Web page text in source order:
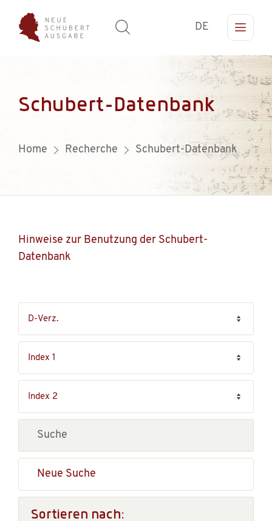
DE
Schubert-Datenbank
Home Recherche Schubert-Datenbank
Hinweise zur Benutzung der Schubert-
Datenbank
Neue Suche
Sortieren nach: